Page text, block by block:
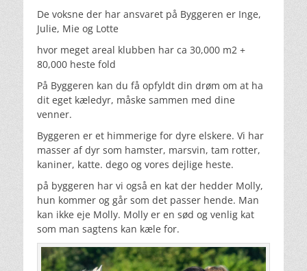
De voksne der har ansvaret på Byggeren er Inge,
Julie, Mie og Lotte
hvor meget areal klubben har ca 30,000 m2 +
80,000 heste fold
På Byggeren kan du få opfyldt din drøm om at ha
dit eget kæledyr, måske sammen med dine
venner.
Byggeren er et himmerige for dyre elskere. Vi har
masser af dyr som hamster, marsvin, tam rotter,
kaniner, katte. dego og vores dejlige heste.
på byggeren har vi også en kat der hedder Molly,
hun kommer og går som det passer hende. Man
kan ikke eje Molly. Molly er en sød og venlig kat
som man sagtens kan kæle for.